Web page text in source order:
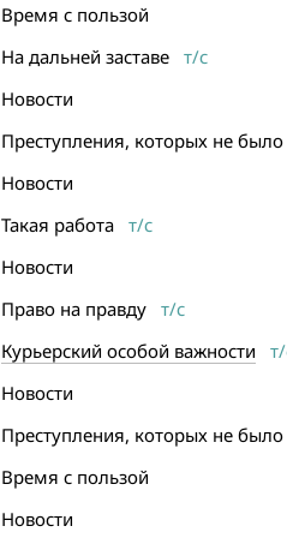
Время с пользой
На дальней заставе т/с
Новости
Преступления, которых не было
Новости
Такая работа т/с
Новости
Право на правду т/с
Курьерский особой важности
Новости
Преступления, которых не было
Время с пользой
Новости